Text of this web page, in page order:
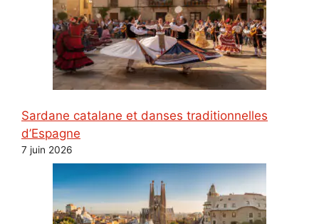
Sardane catalane et danses traditionnelles
d’Espagne
7 juin 2026